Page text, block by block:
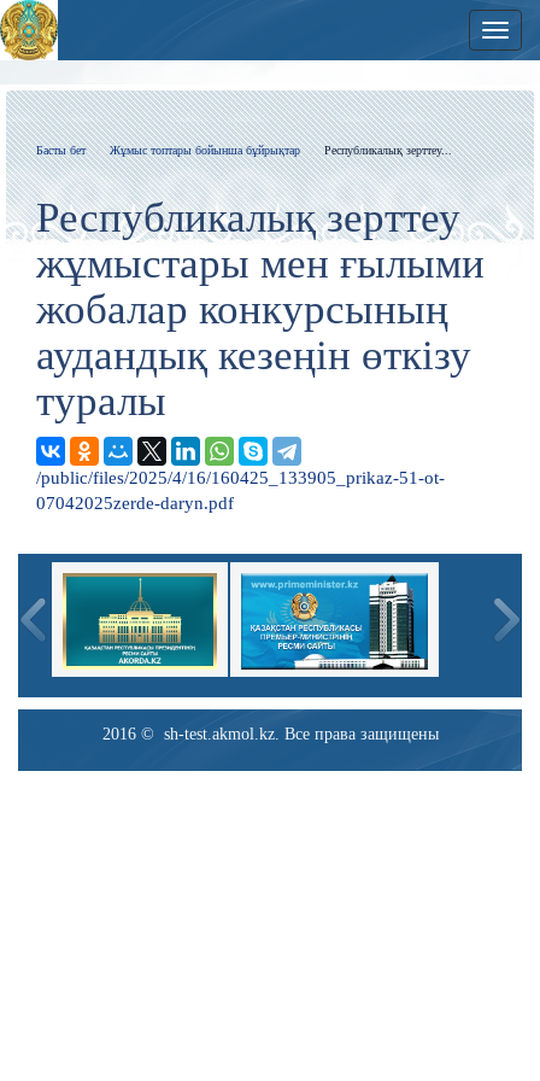
Басты бет Жұмыс топтары бойынша бұйрықтар Республикалық зерттеу...
Республикалық зерттеу
жұмыстары мен ғылыми
жобалар конкурсының
аудандық кезеңін өткізу
туралы
/public/files/2025/4/16/160425_133905_prikaz-51-ot-
07042025zerde-daryn.pdf
2016 © sh-test.akmol.kz. Все права защищены